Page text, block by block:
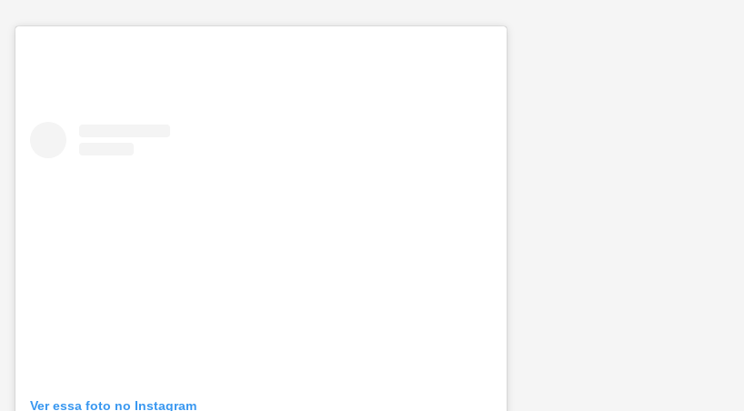
Ver essa foto no Instagram